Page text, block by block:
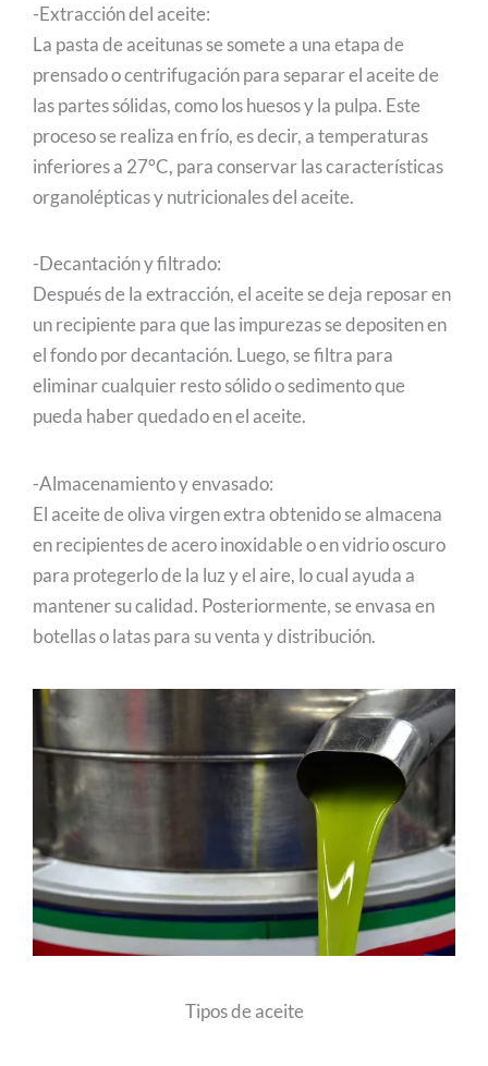
-Extracción del aceite:
La pasta de aceitunas se somete a una etapa de
prensado o centrifugación para separar el aceite de
las partes sólidas, como los huesos y la pulpa. Este
proceso se realiza en frío, es decir, a temperaturas
inferiores a 27°C, para conservar las características
organolépticas y nutricionales del aceite.
-Decantación y filtrado:
Después de la extracción, el aceite se deja reposar en
un recipiente para que las impurezas se depositen en
el fondo por decantación. Luego, se filtra para
eliminar cualquier resto sólido o sedimento que
pueda haber quedado en el aceite.
-Almacenamiento y envasado:
El aceite de oliva virgen extra obtenido se almacena
en recipientes de acero inoxidable o en vidrio oscuro
para protegerlo de la luz y el aire, lo cual ayuda a
mantener su calidad. Posteriormente, se envasa en
botellas o latas para su venta y distribución.
Tipos de aceite